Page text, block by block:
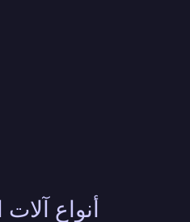
أنواع